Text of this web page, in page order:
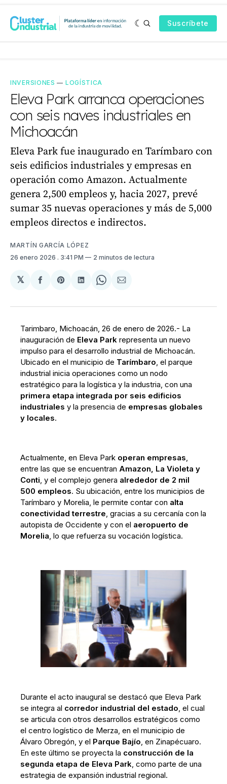
Suscríbete
INVERSIONES — LOGÍSTICA
Eleva Park arranca operaciones
con seis naves industriales en
Michoacán
Eleva Park fue inaugurado en Tarímbaro con
seis edificios industriales y empresas en
operación como Amazon. Actualmente
genera 2,500 empleos y, hacia 2027, prevé
sumar 35 nuevas operaciones y más de 5,000
empleos directos e indirectos.
MARTÍN GARCÍA LÓPEZ
26 enero 2026 . 3:41 PM 2 minutos de lectura
𝕏
Compartir
Facebook
Share
Pinterest
Compartir
LinkedIn
Share
WhatsApp
Compartir
Email
Tarimbaro, Michoacán, 26 de enero de 2026.- La
inauguración de Eleva Park representa un nuevo
impulso para el desarrollo industrial de Michoacán.
Ubicado en el municipio de Tarímbaro, el parque
industrial inicia operaciones como un nodo
estratégico para la logística y la industria, con una
primera etapa integrada por seis edificios
industriales y la presencia de empresas globales
y locales.
Actualmente, en Eleva Park operan empresas,
entre las que se encuentran Amazon, La Violeta y
Conti, y el complejo genera alrededor de 2 mil
500 empleos. Su ubicación, entre los municipios de
Tarímbaro y Morelia, le permite contar con alta
conectividad terrestre, gracias a su cercanía con la
autopista de Occidente y con el aeropuerto de
Morelia, lo que refuerza su vocación logística.
Durante el acto inaugural se destacó que Eleva Park
se integra al corredor industrial del estado, el cual
se articula con otros desarrollos estratégicos como
el centro logístico de Merza, en el municipio de
Álvaro Obregón, y el Parque Bajío, en Zinapécuaro.
En este último se proyecta la construcción de la
segunda etapa de Eleva Park, como parte de una
estrategia de expansión industrial regional.